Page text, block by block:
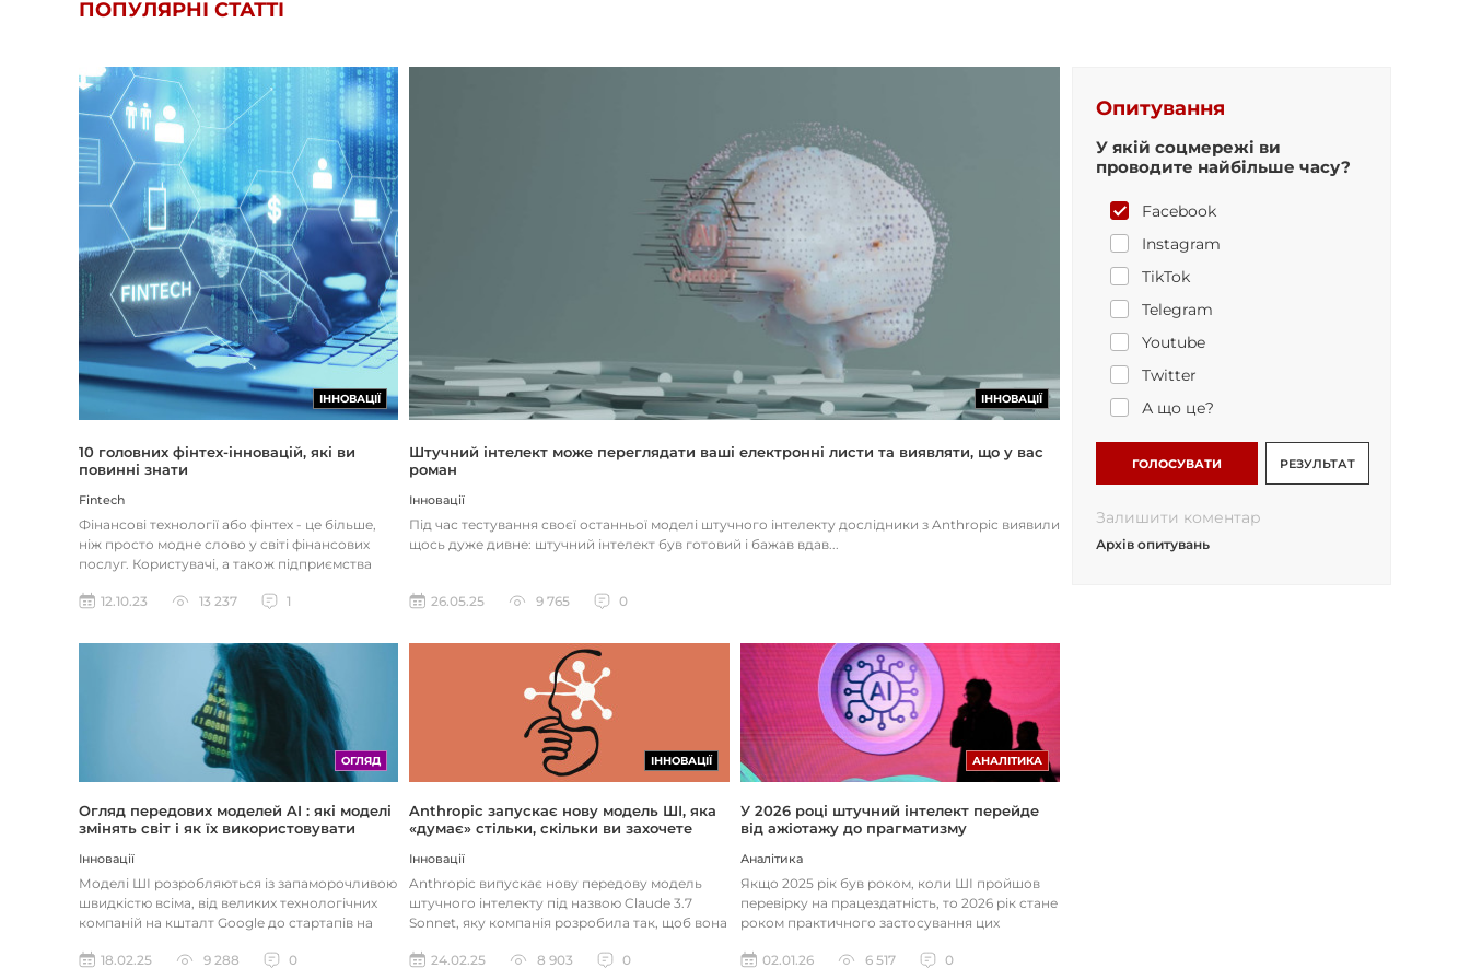
ПОПУЛЯРНІ СТАТТІ
ІННОВАЦІЇ
10 головних фінтех-інновацій, які ви
повинні знати
Fintech
Фінансові технології або фінтех - це більше,
ніж просто модне слово у світі фінансових
послуг. Користувачі, а також підприємства
12.10.23
13 237 1
ІННОВАЦІЇ
Штучний інтелект може переглядати ваші електронні листи та виявляти, що у вас
роман
Інновації
Під час тестування своєї останньої моделі штучного інтелекту дослідники з Anthropic виявили
щось дуже дивне: штучний інтелект був готовий і бажав вдав...
26.05.25 9 765 0
ОГЛЯД
Огляд передових моделей AI : які моделі
змінять світ і як їх використовувати
Інновації
Моделі ШІ розробляються із запаморочливою
швидкістю всіма, від великих технологічних
компаній на кшталт Google до стартапів на
18.02.25
9 288 0
ІННОВАЦІЇ
Anthropic запускає нову модель ШІ, яка
«думає» стільки, скільки ви захочете
Інновації
Anthropic випускає нову передову модель
штучного інтелекту під назвою Claude 3.7
Sonnet, яку компанія розробила так, щоб вона
24.02.25
8 903 0
АНАЛІТИКА
У 2026 році штучний інтелект перейде
від ажіотажу до прагматизму
Аналітика
Якщо 2025 рік був роком, коли ШІ пройшов
перевірку на працездатність, то 2026 рік стане
роком практичного застосування цих
02.01.26
6 517 0
Опитування
У якій соцмережі ви
проводите найбільше часу?
Facebook
Instagram
TikTok
Telegram
Youtube
Twitter
А що це?
ГОЛОСУВАТИ РЕЗУЛЬТАТ
Залишити коментар
Архів опитувань